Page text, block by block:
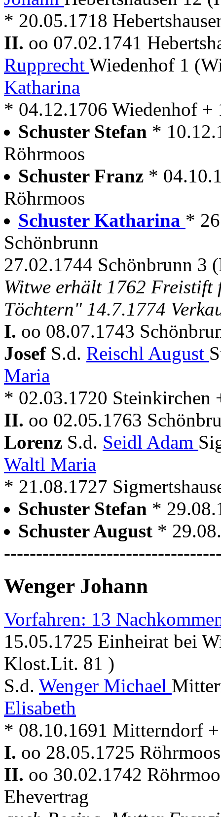
* 20.05.1718
II. oo 07.02.1741
Rupprecht Wiedenhof 1
Katharina
* 04.12.1706 Wiedenhof +
Schuster Stefan *
Röhrmoos
Schuster Franz *
Röhrmoos
Schuster Katharina *
Schönbrunn
27.02.1744 Schönbrunn 3
Witwe erhält 1762
Töchtern" 14.7.1774
I. oo 08.07.1743
Josef S.d. Reischl August
Maria
* 02.03.1720 Steinkirchen
II. oo 02.05.1763
Lorenz S.d. Seidl Adam
Waltl Maria
* 21.08.1727
Schuster Stefan *
Schuster August *
Wenger Johann
Vorfahren: 13
15.05.1725 Einheirat bei
Klost.Lit. 81 )
S.d. Wenger Michael
Elisabeth
* 08.10.1691 Mitterndorf
I. oo 28.05.1725
II. oo 30.02.1742
Ehevertrag